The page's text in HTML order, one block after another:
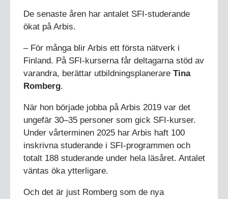
De senaste åren har antalet SFI-studerande
ökat på Arbis.
– För många blir Arbis ett första nätverk i
Finland. På SFI-kurserna får deltagarna stöd av
varandra, berättar utbildningsplanerare Tina
Romberg.
När hon började jobba på Arbis 2019 var det
ungefär 30–35 personer som gick SFI-kurser.
Under vårterminen 2025 har Arbis haft 100
inskrivna studerande i SFI-programmen och
totalt 188 studerande under hela läsåret. Antalet
väntas öka ytterligare.
Och det är just Romberg som de nya